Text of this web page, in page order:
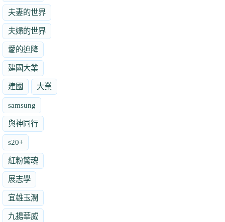
夫妻的世界
夫婦的世界
愛的迫降
建國大業
建國 大業
samsung
與神同行
s20+
紅粉驚魂
展志學
宜雄玉潤
九揚華威